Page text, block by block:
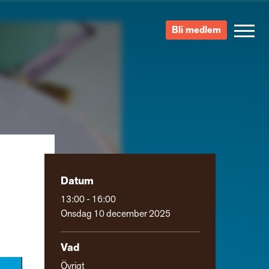
Bli medlem
Datum
13:00 - 16:00
Onsdag 10 december 2025
Vad
Övrigt